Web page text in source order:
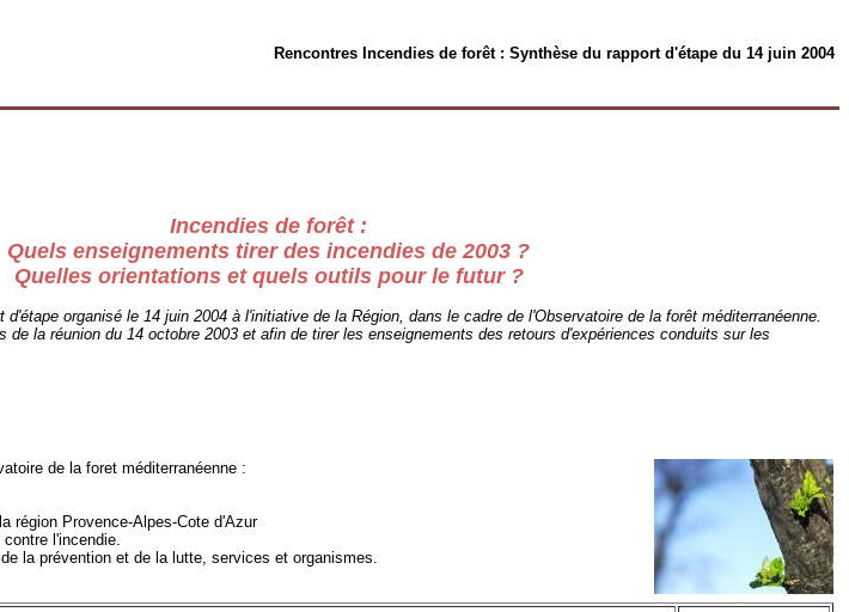
Rencontres Incendies de forêt : Synthèse du rapport d'étape du 14 juin 2004
Incendies de forêt :
Quels enseignements tirer des incendies de 2003 ?
Quelles orientations et quels outils pour le futur ?
organisé le 14 juin 2004 à l'initiative de la Région, dans le cadre de l'Observatoire de la forêt méditerranéenne.
de la réunion du 14 octobre 2003 et afin de tirer les enseignements des retours d'expériences conduits sur les
de la foret méditerranéenne :
région Provence-Alpes-Cote d'Azur
l'incendie.
la prévention et de la lutte, services et organismes.